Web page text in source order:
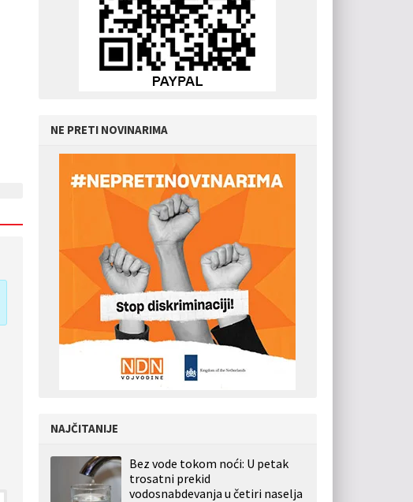
NE PRETI NOVINARIMA
NAJČITANIJE
Bez vode tokom noći: U petak
trosatni prekid
vodosnabdevanja u četiri naselja